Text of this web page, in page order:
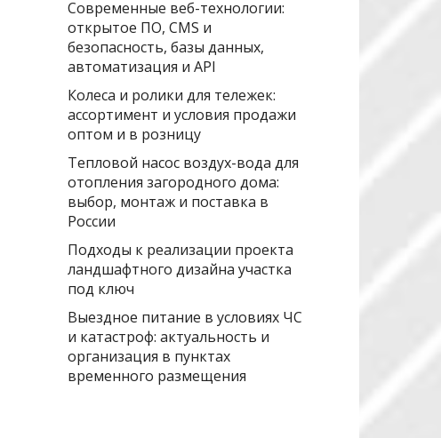
Современные веб-технологии:
открытое ПО, CMS и
безопасность, базы данных,
автоматизация и API
Колеса и ролики для тележек:
ассортимент и условия продажи
оптом и в розницу
Тепловой насос воздух-вода для
отопления загородного дома:
выбор, монтаж и поставка в
России
Подходы к реализации проекта
ландшафтного дизайна участка
под ключ
Выездное питание в условиях ЧС
и катастроф: актуальность и
организация в пунктах
временного размещения